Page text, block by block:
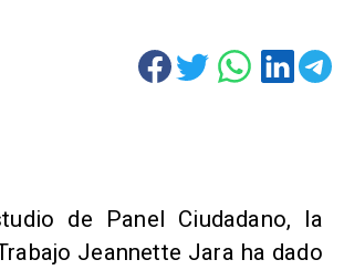
de Panel Ciudadano, la
Jeannette Jara ha dado